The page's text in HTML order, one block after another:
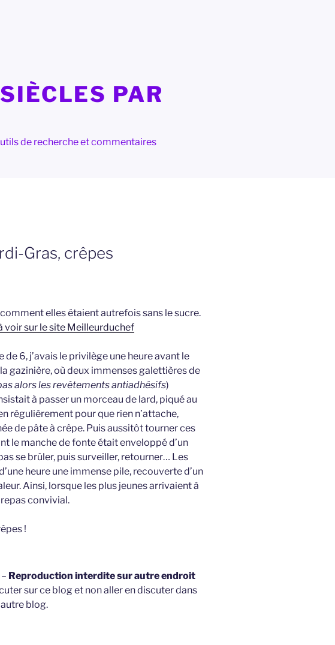
PAR
de recherche et commentaires
Gras, crêpes
elles étaient autrefois sans le sucre.
voir sur le site Meilleurduchef
de 6, j’avais le privilège une heure avant le
gazinière, où deux immenses galettières de
alors les revêtements antiadhésifs)
à passer un morceau de lard, piqué au
régulièrement pour que rien n’attache,
de pâte à crêpe. Puis aussitôt tourner ces
le manche de fonte était enveloppé d’un
se brûler, puis surveiller, retourner… Les
heure une immense pile, recouverte d’un
Ainsi, lorsque les plus jeunes arrivaient à
convivial.
!
Reproduction interdite sur autre endroit
sur ce blog et non aller en discuter dans
blog.